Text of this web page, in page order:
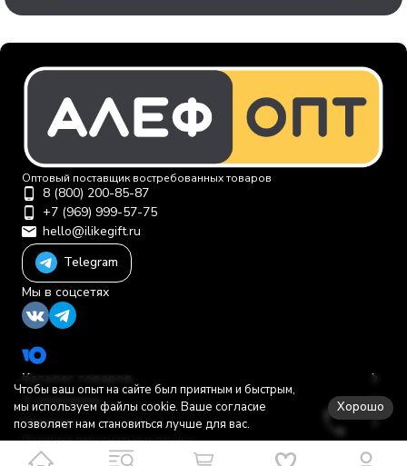
Оптовый поставщик востребованных товаров
8 (800) 200-85-87
+7 (969) 999-57-75
hello@ilikegift.ru
Telegram
Мы в соцсетях
Каталог товаров
О компании
Помощь
Политика персональных данных
© 2012-2026 ООО "Первая торговая компания"
Чтобы ваш опыт на сайте был приятным и быстрым,
мы используем файлы cookie. Ваше согласие
позволяет нам становиться лучше для вас.
Хорошо